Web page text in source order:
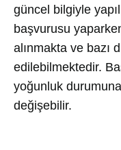
güncel bilgiyle
başvurusu
alınmakta ve bazı
edilebilmektedir.
yoğunluk
değişebilir.